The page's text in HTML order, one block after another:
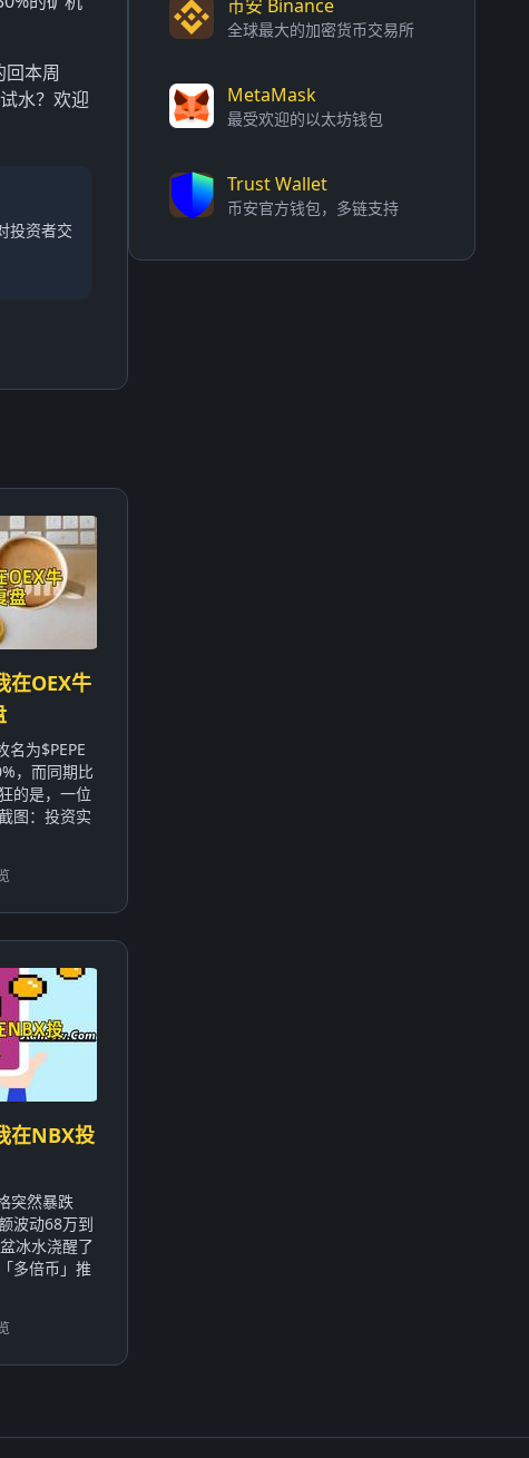
本周
水？欢迎
投资者交
在OEX牛
名为$PEPE
，而同期比
的是，一位
图：投资实
在NBX投
突然暴跌
波动68万到
冰水浇醒了
多倍币」推
币安 Binance
全球最大的加密货币交易所
MetaMask
最受欢迎的以太坊钱包
Trust Wallet
币安官方钱包，多链支持